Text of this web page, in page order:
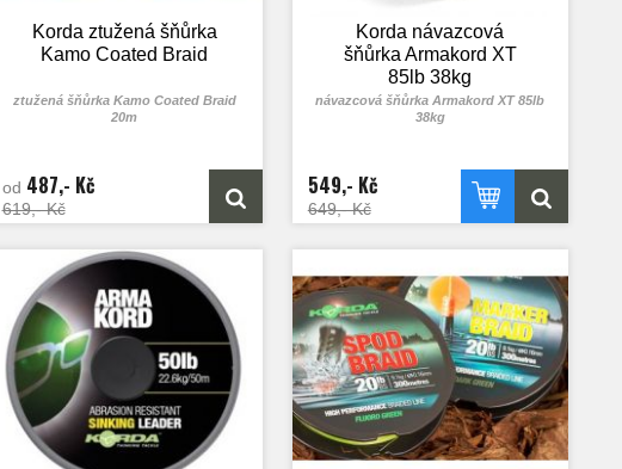
Korda ztužená šňůrka
Kamo Coated Braid
ztužená šňůrka Kamo Coated Braid
20m
od 487,- Kč
619,- Kč
Korda návazcová
šňůrka Armakord XT
85lb 38kg
návazcová šňůrka Armakord XT 85lb
38kg
549,- Kč
649,- Kč